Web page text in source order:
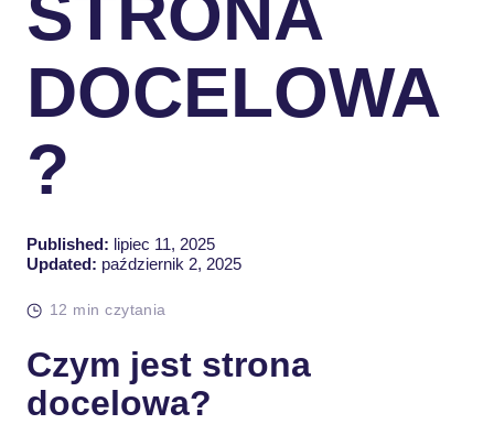
DOCELOWA
?
Published: lipiec 11, 2025
Updated: październik 2, 2025
12 min czytania
Czym jest strona
docelowa?